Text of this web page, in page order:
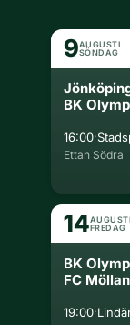
9AUGUSTI
SÖNDAG
BK
16:00·
Ettan Södra
14AUGUSTI
FREDAG
BK
FC Möllan
19:00·